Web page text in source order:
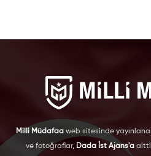
Milli Müdafaa web sitesinde
ve fotoğraflar, Dada İst Ajans'a